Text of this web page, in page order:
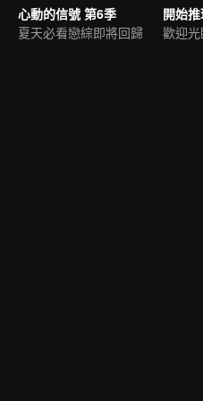
心動的信號 第6季
夏天必看戀綜即將回歸
開始
歡迎